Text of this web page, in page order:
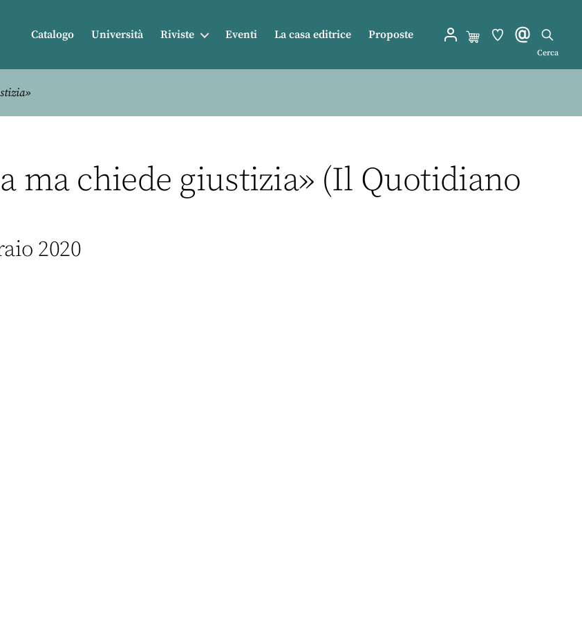
Catalogo Università Riviste Eventi La casa editrice Proposte
Cerca
ma chiede giustizia» (Il Quotidiano
2020